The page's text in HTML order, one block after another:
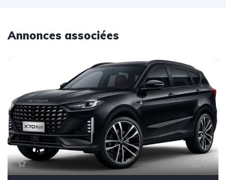
Annonces associées
1